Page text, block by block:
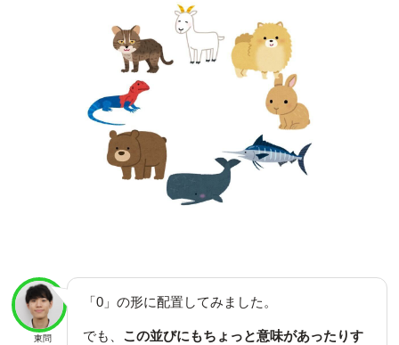
東問
「0」の形に配置してみました。
でも、 この並びにもちょっと意味があったりす